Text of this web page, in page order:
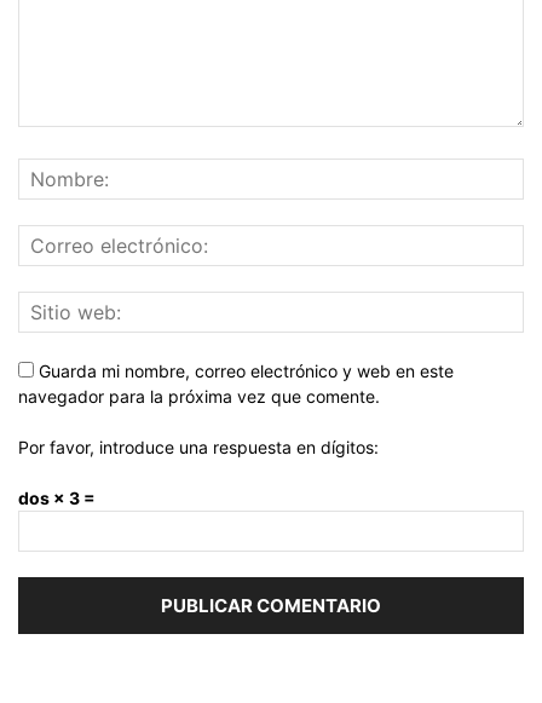
Guarda mi nombre, correo electrónico y web en este
navegador para la próxima vez que comente.
Por favor, introduce una respuesta en dígitos:
dos × 3 =